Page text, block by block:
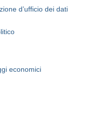
d’ufficio dei dati
economici